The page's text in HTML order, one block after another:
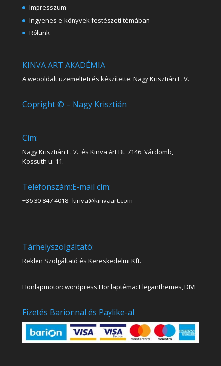
Impresszum
Ingyenes e-könyvek festészeti témában
Rólunk
KINVA ART AKADÉMIA
A weboldalt üzemelteti és készítette: Nagy Krisztián E. V.
Copright © – Nagy Krisztián
Cím:
Nagy Krisztián E. V. és Kinva Art Bt. 7146. Várdomb,
Kossuth u. 11.
Telefonszám:
+36 30 847 4018
E-mail cím:
kinva@kinvaart.com
Tárhelyszolgáltató:
Reklen Szolgáltató és Kereskedelmi Kft.
Honlapmotor: wordpress Honlaptéma: Eleganthemes, DIVI
Fizetés Barionnal és Paylike-al